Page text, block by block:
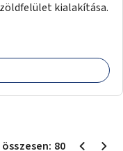
kialakítása.
80